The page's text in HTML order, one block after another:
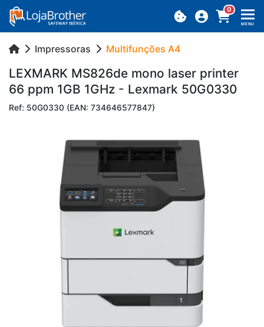
0
MENU
Impressoras Multifunções A4
LEX­MARK MS826de mono laser printer
66 ppm 1GB 1GHz - Lex­mark 50G0330
Ref: 50G0330 (EAN: 734646577847)